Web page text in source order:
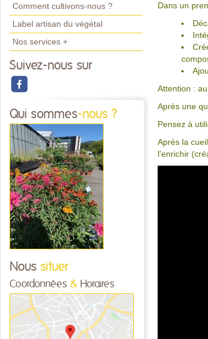
Comment cultivons-nous ?
Label artisan du végétal
Nos services +
Suivez-nous sur
Qui sommes-nous ?
Nous situer
Coordonnées & Horaires
Dans un
Attention :
Après une
Pensez à
Après la
l'enrichir